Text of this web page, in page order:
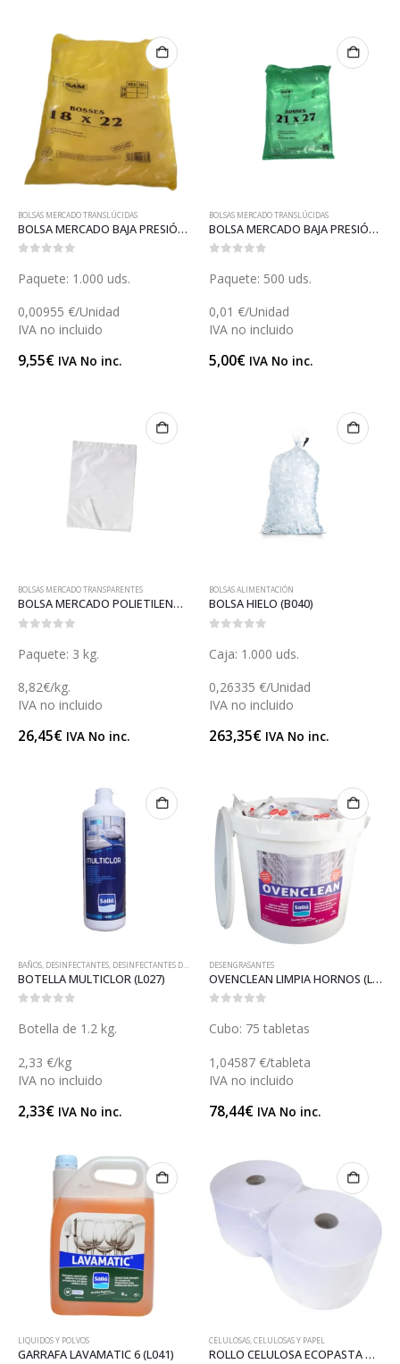
BOLSAS MERCADO TRANSLÚCIDAS
BOLSA MERCADO BAJA PRESIÓN 18 (B015BP)
Paquete: 1.000 uds.
0,00955 €/Unidad
IVA no incluido
9,55€ IVA No inc.
BOLSAS MERCADO TRANSLÚCIDAS
BOLSA MERCADO BAJA PRESIÓN 21 (B015)
Paquete: 500 uds.
0,01 €/Unidad
IVA no incluido
5,00€ IVA No inc.
BOLSAS MERCADO TRANSPARENTES
BOLSA MERCADO POLIETILENO 50 (B026A)
Paquete: 3 kg.
8,82€/kg.
IVA no incluido
26,45€ IVA No inc.
BOLSAS ALIMENTACIÓN
BOLSA HIELO (B040)
Caja: 1.000 uds.
0,26335 €/Unidad
IVA no incluido
263,35€ IVA No inc.
BAÑOS, DESINFECTANTES, DESINFECTANTES DE SUPERFICIES , LIMPIEZA Y DESINFECCIÓN DE ZONAS
BOTELLA MULTICLOR (L027)
Botella de 1.2 kg.
2,33 €/kg
IVA no incluido
2,33€ IVA No inc.
DESENGRASANTES
OVENCLEAN LIMPIA HORNOS (L129)
Cubo: 75 tabletas
1,04587 €/tableta
IVA no incluido
78,44€ IVA No inc.
LIQUIDOS Y POLVOS
GARRAFA LAVAMATIC 6 (L041)
CELULOSAS,CELULOSAS Y PAPEL
ROLLO CELULOSA ECOPASTA GOFRADA (R027EP)